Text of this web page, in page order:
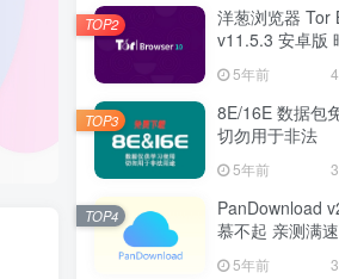
洋葱浏览器 Tor
v11.5.3 安卓版
5年前
TOP2
8E/16E 数据包
切勿用于非法
5年前
TOP3
PanDownload
慕不起 亲测满
5年前
TOP4